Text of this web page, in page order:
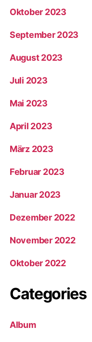
Oktober 2023
September 2023
August 2023
Juli 2023
Mai 2023
April 2023
März 2023
Februar 2023
Januar 2023
Dezember 2022
November 2022
Oktober 2022
Categories
Album